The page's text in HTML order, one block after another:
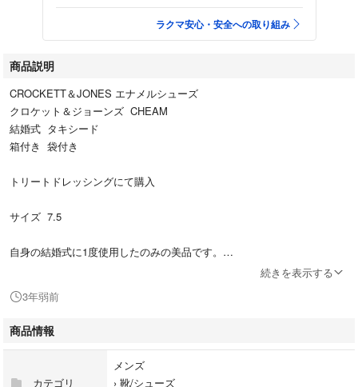
ラクマ安心・安全への取り組み
商品説明
CROCKETT＆JONES エナメルシューズ
クロケット＆ジョーンズ CHEAM
結婚式 タキシード
箱付き 袋付き
トリートドレッシングにて購入
サイズ 7.5
自身の結婚式に1度使用したのみの美品です。
#CROCKET＆JONES
#トリートドレッシング
#THETREATDRESSING
#結婚式
続きを表示する
3年弱前
商品情報
カテゴリ
メンズ
› 靴/シューズ